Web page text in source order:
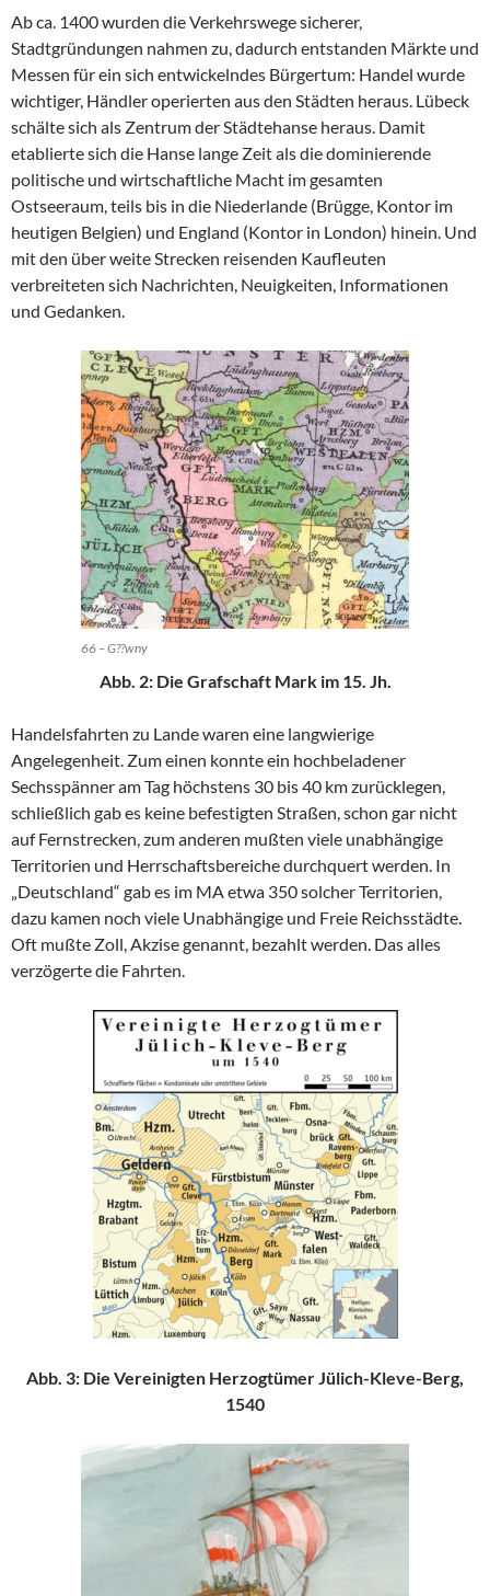
Ab ca. 1400 wurden die Verkehrswege sicherer,
Stadtgründungen nahmen zu, dadurch entstanden Märkte und
Messen für ein sich entwickelndes Bürgertum: Handel wurde
wichtiger, Händler operierten aus den Städten heraus. Lübeck
schälte sich als Zentrum der Städtehanse heraus. Damit
etablierte sich die Hanse lange Zeit als die dominierende
politische und wirtschaftliche Macht im gesamten
Ostseeraum, teils bis in die Niederlande (Brügge, Kontor im
heutigen Belgien) und England (Kontor in London) hinein. Und
mit den über weite Strecken reisenden Kaufleuten
verbreiteten sich Nachrichten, Neuigkeiten, Informationen
und Gedanken.
66 – G??wny
Abb. 2: Die Grafschaft Mark im 15. Jh.
Handelsfahrten zu Lande waren eine langwierige
Angelegenheit. Zum einen konnte ein hochbeladener
Sechsspänner am Tag höchstens 30 bis 40 km zurücklegen,
schließlich gab es keine befestigten Straßen, schon gar nicht
auf Fernstrecken, zum anderen mußten viele unabhängige
Territorien und Herrschaftsbereiche durchquert werden. In
„Deutschland“ gab es im MA etwa 350 solcher Territorien,
dazu kamen noch viele Unabhängige und Freie Reichsstädte.
Oft mußte Zoll, Akzise genannt, bezahlt werden. Das alles
verzögerte die Fahrten.
Abb. 3: Die Vereinigten Herzogtümer Jülich-Kleve-Berg,
1540